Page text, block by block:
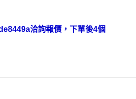
洽詢報價，下單後4個